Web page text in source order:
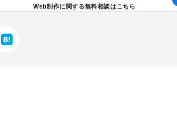
Web制作に関する無料相談はこちら